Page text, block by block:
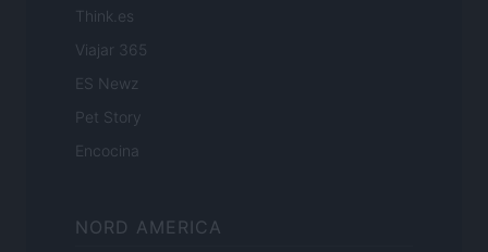
Think.es
Viajar 365
ES Newz
Pet Story
Encocina
NORD AMERICA